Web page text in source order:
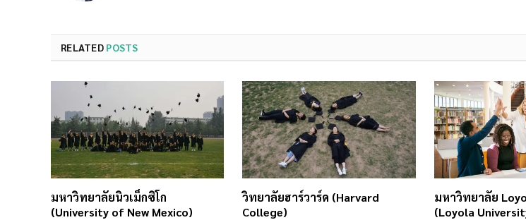
RELATED POSTS
มหาวิทยาลัยนิวเม็กซิโก
(University of New Mexico)
วิทยาลัยฮาร์วาร์ด (Harvard
College)
มหาวิทยาลัย
(Loyola